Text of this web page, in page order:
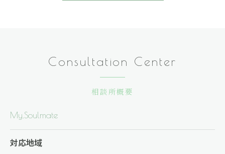
相談所概要
Consultation Center
My.Soulmate
対応地域